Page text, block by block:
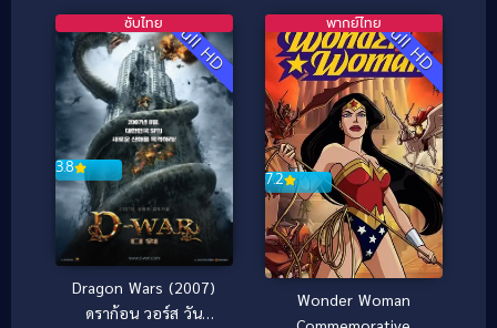
Full HD
3.8
ซับไทย
Dragon Wars (2007)
ดราก้อน วอร์ส วัน
Full HD
7.2
พากย์ไทย
Wonder Woman